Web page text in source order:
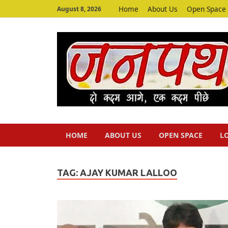
August 8, 2026 Home About Us Open Space
HOME ABOUT US OPEN SPACE
TAG: AJAY KUMAR LALLOO